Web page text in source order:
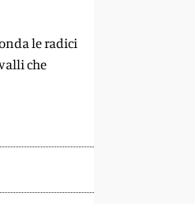
le radici
che